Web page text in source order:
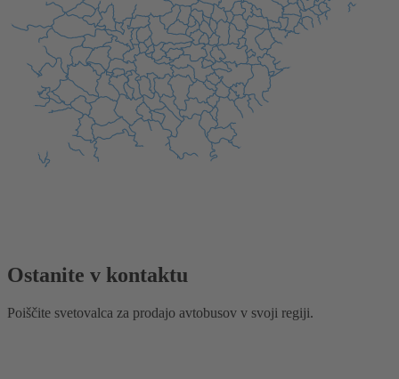
Ostanite v kontaktu
Poiščite svetovalca za prodajo avtobusov v svoji regiji.